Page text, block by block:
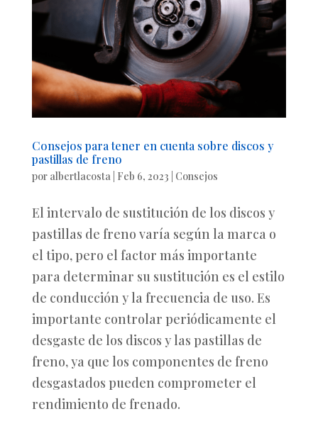
Consejos para tener en cuenta sobre discos y
pastillas de freno
por albertlacosta| Feb 6, 2023 Consejos
El intervalo de sustitución de los discos y
pastillas de freno varía según la marca o
el tipo, pero el factor más importante
para determinar su sustitución es el estilo
de conducción y la frecuencia de uso. Es
importante controlar periódicamente el
desgaste de los discos y las pastillas de
freno, ya que los componentes de freno
desgastados pueden comprometer el
rendimiento de frenado.